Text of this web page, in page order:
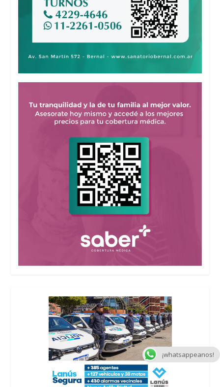
¡whatsappeanos!